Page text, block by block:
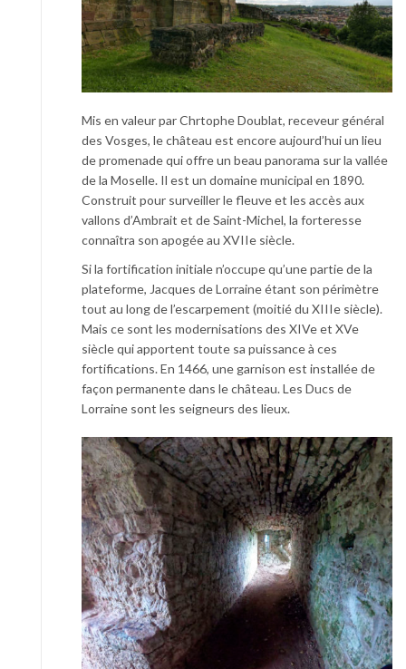
Mis en valeur par Chrtophe Doublat, receveur général
des Vosges, le château est encore aujourd’hui un lieu
de promenade qui offre un beau panorama sur la vallée
de la Moselle. Il est un domaine municipal en 1890.
Construit pour surveiller le fleuve et les accès aux
vallons d’Ambrait et de Saint-Michel, la forteresse
connaîtra son apogée au XVIIe siècle.
Si la fortification initiale n’occupe qu’une partie de la
plateforme, Jacques de Lorraine étant son périmètre
tout au long de l’escarpement (moitié du XIIIe siècle).
Mais ce sont les modernisations des XIVe et XVe
siècle qui apportent toute sa puissance à ces
fortifications. En 1466, une garnison est installée de
façon permanente dans le château. Les Ducs de
Lorraine sont les seigneurs des lieux.